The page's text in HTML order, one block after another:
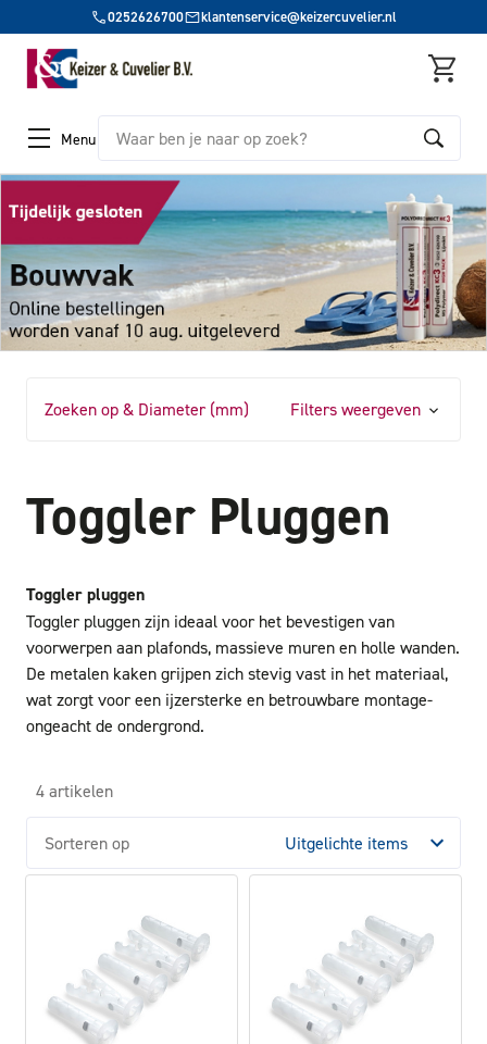
0252626700 klantenservice@keizercuvelier.nl
Menu Zoeken
Zoeken op & Diameter (mm) Filters weergeven
Toggler Pluggen
Toggler pluggen
Toggler pluggen zijn ideaal voor het bevestigen van
voorwerpen aan plafonds, massieve muren en holle wanden.
De metalen kaken grijpen zich stevig vast in het materiaal,
wat zorgt voor een ijzersterke en betrouwbare montage-
ongeacht de ondergrond.
4 artikelen
Sorteren op